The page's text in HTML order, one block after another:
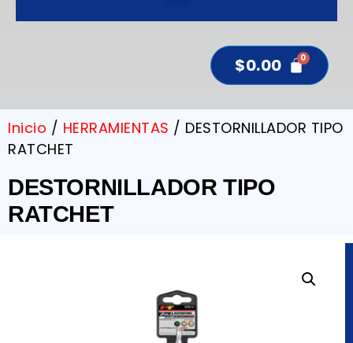
$0.00
Inicio / HERRAMIENTAS / DESTORNILLADOR TIPO
RATCHET
DESTORNILLADOR TIPO
RATCHET